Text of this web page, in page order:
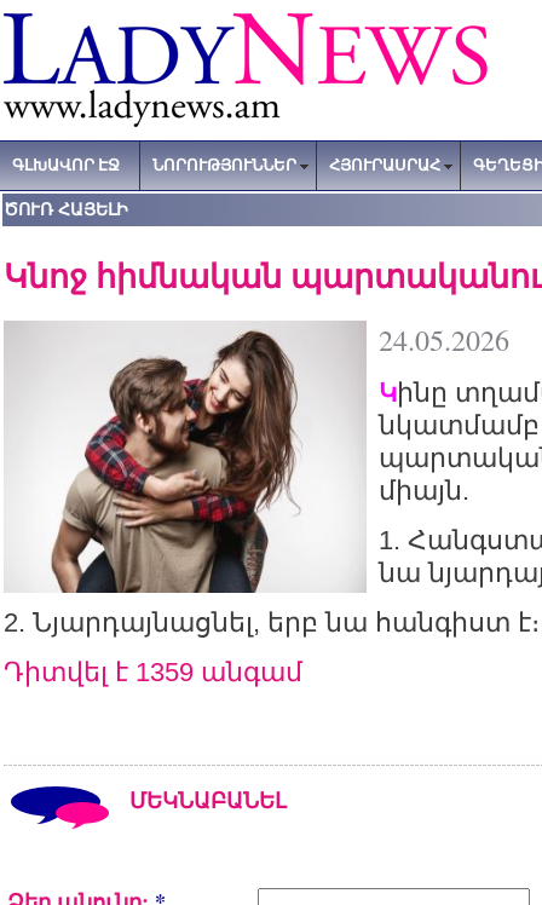
ԳԼԽԱՎՈՐ ԷՋ ՆՈՐՈՒԹՅՈՒՆՆԵՐ ՀՅՈՒՐԱՍՐԱՀ
ԾՈՒՌ ՀԱՅԵԼԻ
Կնոջ հիմնական
24.05.2026
Կինը
նկատմամբ
միայն.
1.
նա
2. Նյարդայնացնել, երբ նա հանգիստ է։
Դիտվել է 1359 անգամ
ՄԵԿՆԱԲԱՆԵԼ